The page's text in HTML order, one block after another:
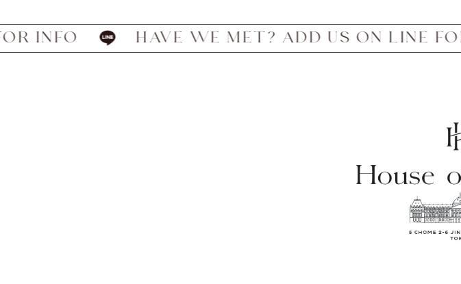
HAVE WE MET? ADD US ON LINE FOR INFO